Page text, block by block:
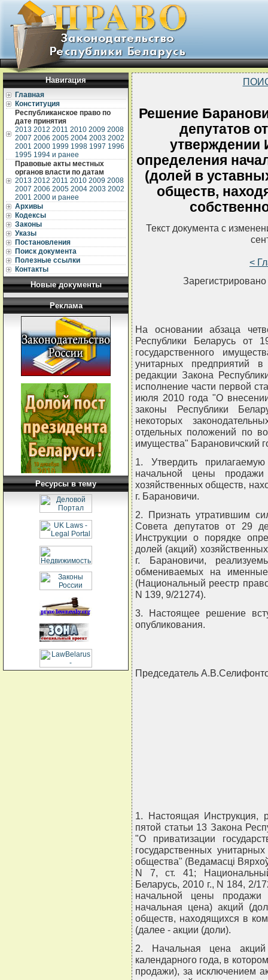
Навигация
Главная
Конституция
Республиканское право по
дате принятия
2013 2012 2011 2010 2009 2008
2007 2006 2005 2004 2003 2002
2001 2000 1999 1998 1997 1996
1995 1994 и ранее
Правовые акты местных
органов власти по датам
2013 2012 2011 2010 2009 2008
2007 2006 2005 2004 2003 2002
2001 2000 и ранее
Архивы
Кодексы
Законы
Указы
Постановления
Поиск документа
Полезные ссылки
Контакты
Новые документы
Реклама
Ресурсы в тему
Решение
депутатов
утверждении
определения
(долей в
обществ,
Текст документа с
<
На основании абзаца
Республики Беларусь от
государственного
унитарных предприятий
редакции Закона
исполнение части первой
июля 2010 года "О
законы Республики
некоторых
отдельных положений по
имущества" Барановичский
1. Утвердить
начальной цены
хозяйственных обществ,
г. Барановичи.
2. Признать утратившим
Совета депутатов от 29
Инструкции о порядке
долей (акций)
г. Барановичи,
обмениваемых на
(Национальный реестр
N 139, 9/21274).
3. Настоящее решение
опубликования.
Председатель
1. Настоящая Инструкция,
пятой статьи 13 Закона
"О приватизации
государственных
общества" (Ведамасцi
N 7, ст. 41;
Беларусь, 2010 г., N 184, 2/
начальной цены
начальная цена) акций
обществ, находящихся в
(далее - акции (доли).
2. Начальная цена
календарного года, в
продажи), за исключением